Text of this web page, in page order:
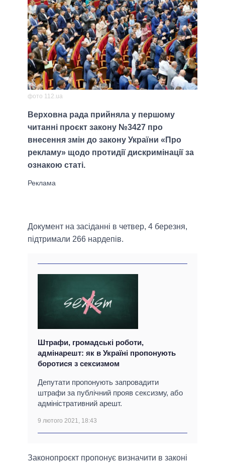
фото 112.ua
Верховна рада прийняла у першому
читанні проєкт закону №3427 про
внесення змін до закону України «Про
рекламу» щодо протидії дискримінації за
ознакою статі.
Документ на засіданні в четвер, 4 березня,
підтримали 266 нардепів.
Штрафи, громадські роботи,
адмінарешт: як в Україні пропонують
боротися з сексизмом
Депутати пропонують запровадити
штрафи за публічний прояв сексизму, або
адміністративний арешт.
9 лютого 2021, 18:43
Законопроєкт пропонує визначити в законі